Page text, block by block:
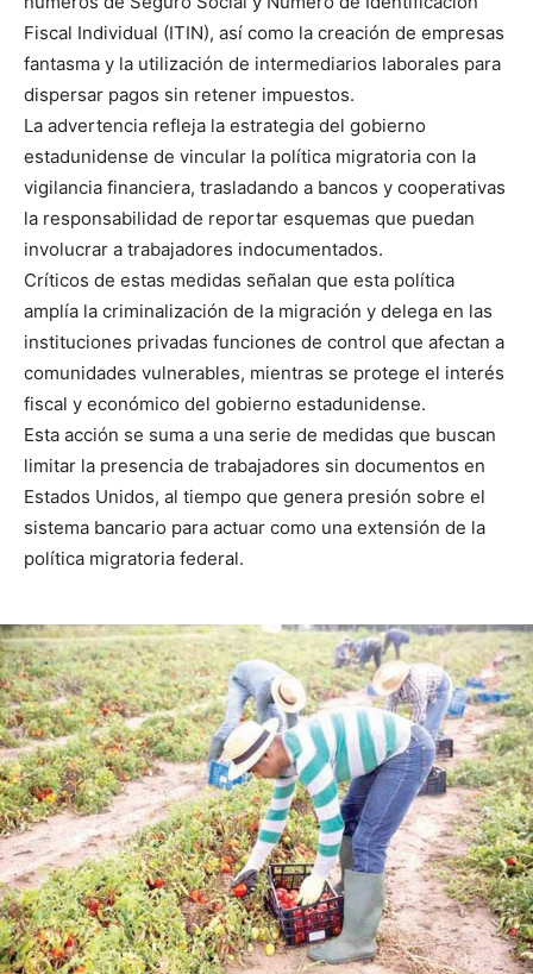
Fiscal Individual (ITIN), así como la creación de empresas
fantasma y la utilización de intermediarios laborales para
dispersar pagos sin retener impuestos.
La advertencia refleja la estrategia del gobierno
estadunidense de vincular la política migratoria con la
vigilancia financiera, trasladando a bancos y cooperativas
la responsabilidad de reportar esquemas que puedan
involucrar a trabajadores indocumentados.
Críticos de estas medidas señalan que esta política
amplía la criminalización de la migración y delega en las
instituciones privadas funciones de control que afectan a
comunidades vulnerables, mientras se protege el interés
fiscal y económico del gobierno estadunidense.
Esta acción se suma a una serie de medidas que buscan
limitar la presencia de trabajadores sin documentos en
Estados Unidos, al tiempo que genera presión sobre el
sistema bancario para actuar como una extensión de la
política migratoria federal.